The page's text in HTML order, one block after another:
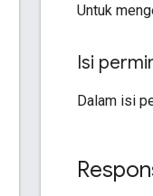
Untuk
Isi
Dalam isi